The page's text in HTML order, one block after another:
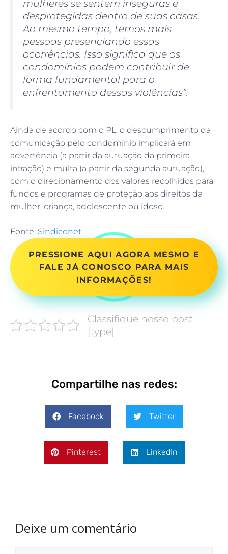
mulheres se sentem inseguras e
desprotegidas dentro de suas casas.
Ao mesmo tempo, temos mais
pessoas presenciando essas
ocorrências. Isso significa que os
condomínios podem contribuir de
forma fundamental para o
enfrentamento dessas violências”.
Ainda de acordo com o PL, o descumprimento da
comunicação pelo condomínio implicará em
advertência (a partir da autuação da primeira
infração) e multa (a partir da segunda autuação),
com o direcionamento dos valores recolhidos para
fundos e programas de proteção aos direitos da
mulher, criança, adolescente ou idoso.
Fonte: Sindiconet
PRESSIONE AQUI AGORA MESMO E
FALE JÁ CONOSCO PARA MAIS
INFORMAÇÕES!
Classifique nosso post
[type]
Compartilhe nas redes:
Facebook Twitter
Pinterest LinkedIn
Deixe um comentário